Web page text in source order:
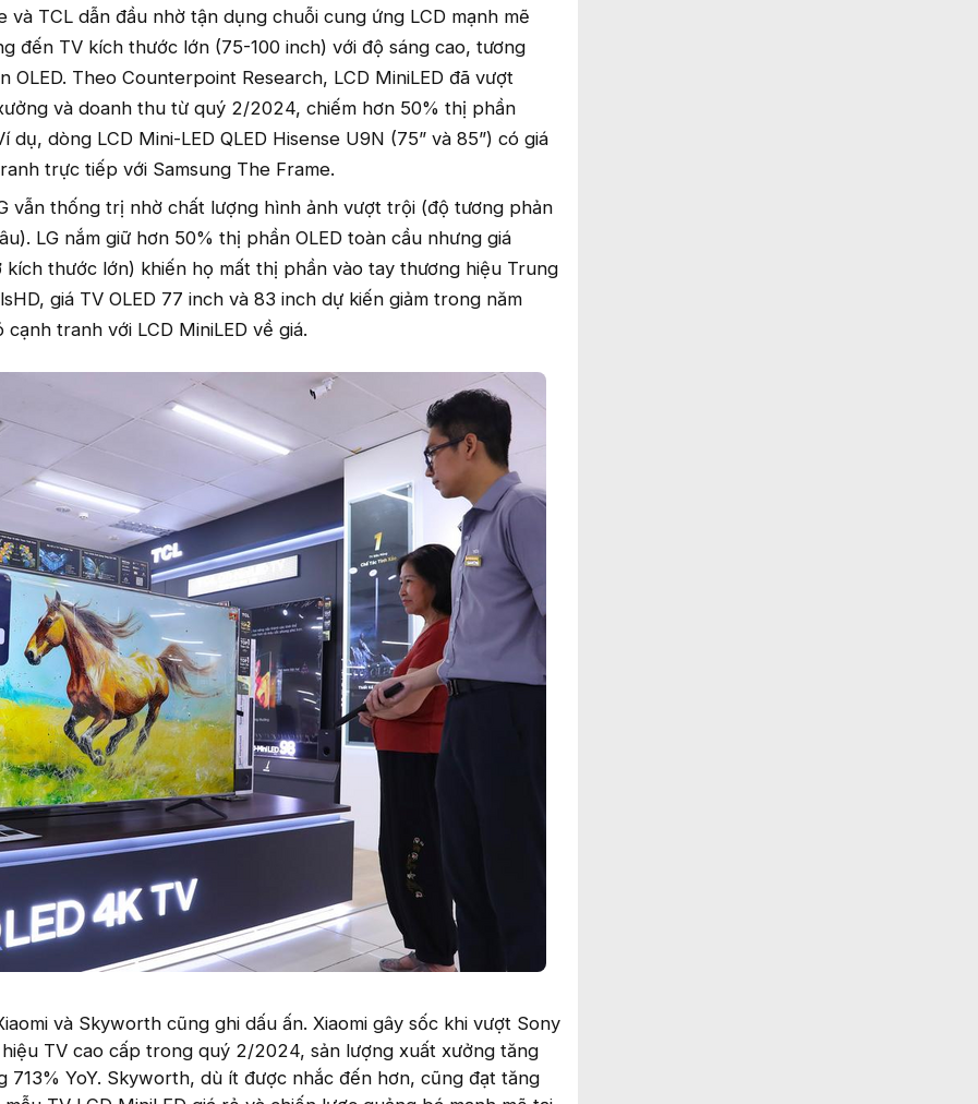
và TCL dẫn đầu nhờ tận dụng chuỗi cung ứng LCD mạnh mẽ
đến TV kích thước lớn (75-100 inch) với độ sáng cao, tương
OLED. Theo Counterpoint Research, LCD MiniLED đã vượt
và doanh thu từ quý 2/2024, chiếm hơn 50% thị phần
dụ, dòng LCD Mini-LED QLED Hisense U9N (75” và 85”) có giá
trực tiếp với Samsung The Frame.
vẫn thống trị nhờ chất lượng hình ảnh vượt trội (độ tương phản
LG nắm giữ hơn 50% thị phần OLED toàn cầu nhưng giá
kích thước lớn) khiến họ mất thị phần vào tay thương hiệu Trung
giá TV OLED 77 inch và 83 inch dự kiến giảm trong năm
tranh với LCD MiniLED về giá.
và Skyworth cũng ghi dấu ấn. Xiaomi gây sốc khi vượt Sony
TV cao cấp trong quý 2/2024, sản lượng xuất xưởng tăng
713% YoY. Skyworth, dù ít được nhắc đến hơn, cũng đạt tăng